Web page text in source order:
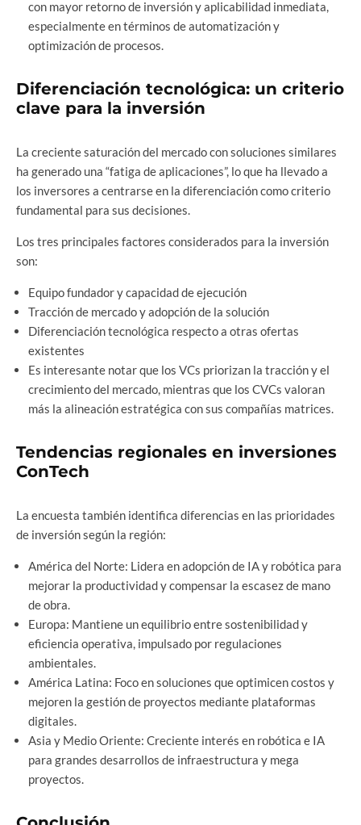
con mayor retorno de inversión y aplicabilidad inmediata,
especialmente en términos de automatización y
optimización de procesos.
Diferenciación tecnológica: un criterio
clave para la inversión
La creciente saturación del mercado con soluciones similares
ha generado una “fatiga de aplicaciones”, lo que ha llevado a
los inversores a centrarse en la diferenciación como criterio
fundamental para sus decisiones.
Los tres principales factores considerados para la inversión
son:
Equipo fundador y capacidad de ejecución
Tracción de mercado y adopción de la solución
Diferenciación tecnológica respecto a otras ofertas
existentes
Es interesante notar que los VCs priorizan la tracción y el
crecimiento del mercado, mientras que los CVCs valoran
más la alineación estratégica con sus compañías matrices.
Tendencias regionales en inversiones
ConTech
La encuesta también identifica diferencias en las prioridades
de inversión según la región:
América del Norte: Lidera en adopción de IA y robótica para
mejorar la productividad y compensar la escasez de mano
de obra.
Europa: Mantiene un equilibrio entre sostenibilidad y
eficiencia operativa, impulsado por regulaciones
ambientales.
América Latina: Foco en soluciones que optimicen costos y
mejoren la gestión de proyectos mediante plataformas
digitales.
Asia y Medio Oriente: Creciente interés en robótica e IA
para grandes desarrollos de infraestructura y mega
proyectos.